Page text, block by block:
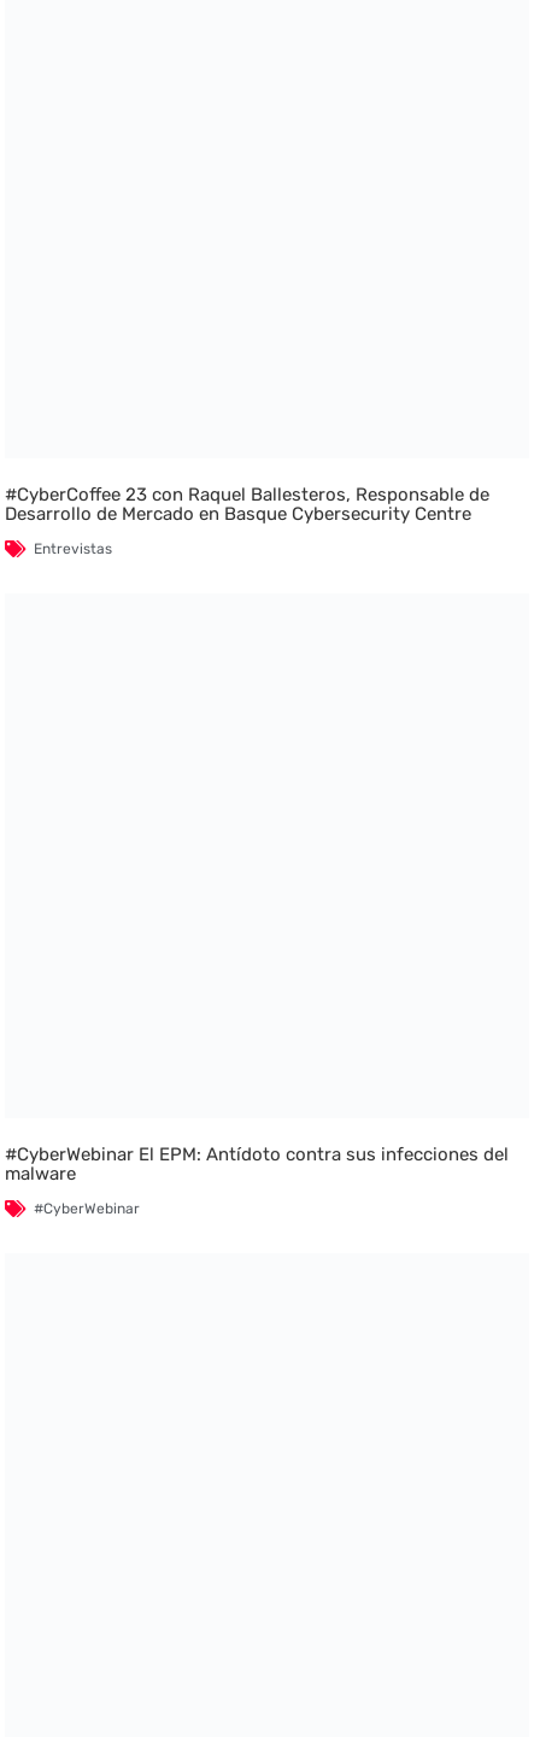
#CyberCoffee 23 con Raquel Ballesteros, Responsable de
Desarrollo de Mercado en Basque Cybersecurity Centre
Entrevistas
#CyberWebinar El EPM: Antídoto contra sus infecciones del
malware
#CyberWebinar